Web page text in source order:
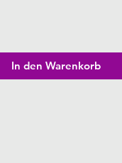
In den Warenkorb